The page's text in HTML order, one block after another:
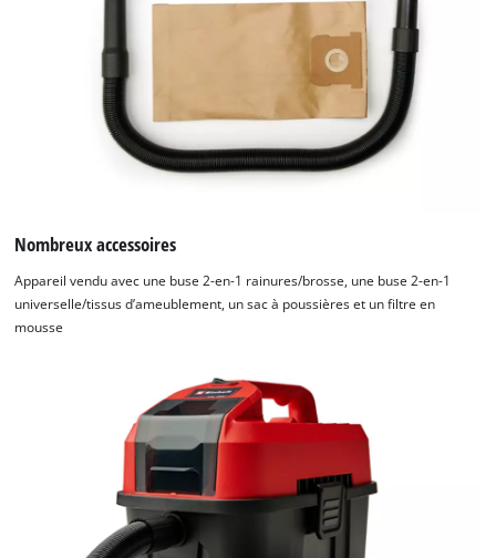
Nombreux accessoires
Appareil vendu avec une buse 2-en-1 rainures/brosse, une buse 2-en-1
universelle/tissus d’ameublement, un sac à poussières et un filtre en
mousse